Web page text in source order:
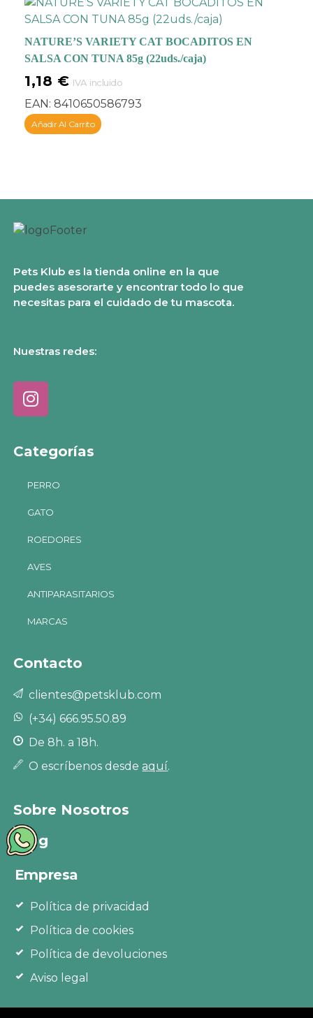
NATURE’S VARIETY CAT BOCADITOS EN
SALSA CON TUNA 85g (22uds./caja)
1,18 € IVA incluido
EAN: 8410650586793
Añadir Al Carrito
Pets Klub es la tienda online en la que
puedes asesorarte y encontrar todo lo que
necesitas para el cuidado de tu mascota.
Nuestras redes:
Categorías
PERRO
GATO
ROEDORES
AVES
ANTIPARASITARIOS
MARCAS
Contacto
clientes@petsklub.com
(+34) 666.95.50.89
De 8h. a 18h.
O escríbenos desdeaquí.
Sobre Nosotros
Blog
Empresa
Política de privacidad
Política de cookies
Política de devoluciones
Aviso legal